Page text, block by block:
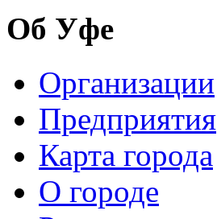
Об Уфе
Организации
Предприятия
Карта города
О городе